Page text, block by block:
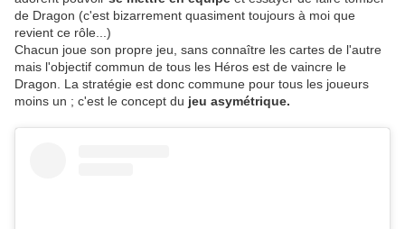
de Dragon (c'est bizarrement quasiment toujours à moi que
revient ce rôle...)
Chacun joue son propre jeu, sans connaître les cartes de l'autre
mais l'objectif commun de tous les Héros est de vaincre le
Dragon. La stratégie est donc commune pour tous les joueurs
moins un ; c'est le concept du jeu asymétrique.